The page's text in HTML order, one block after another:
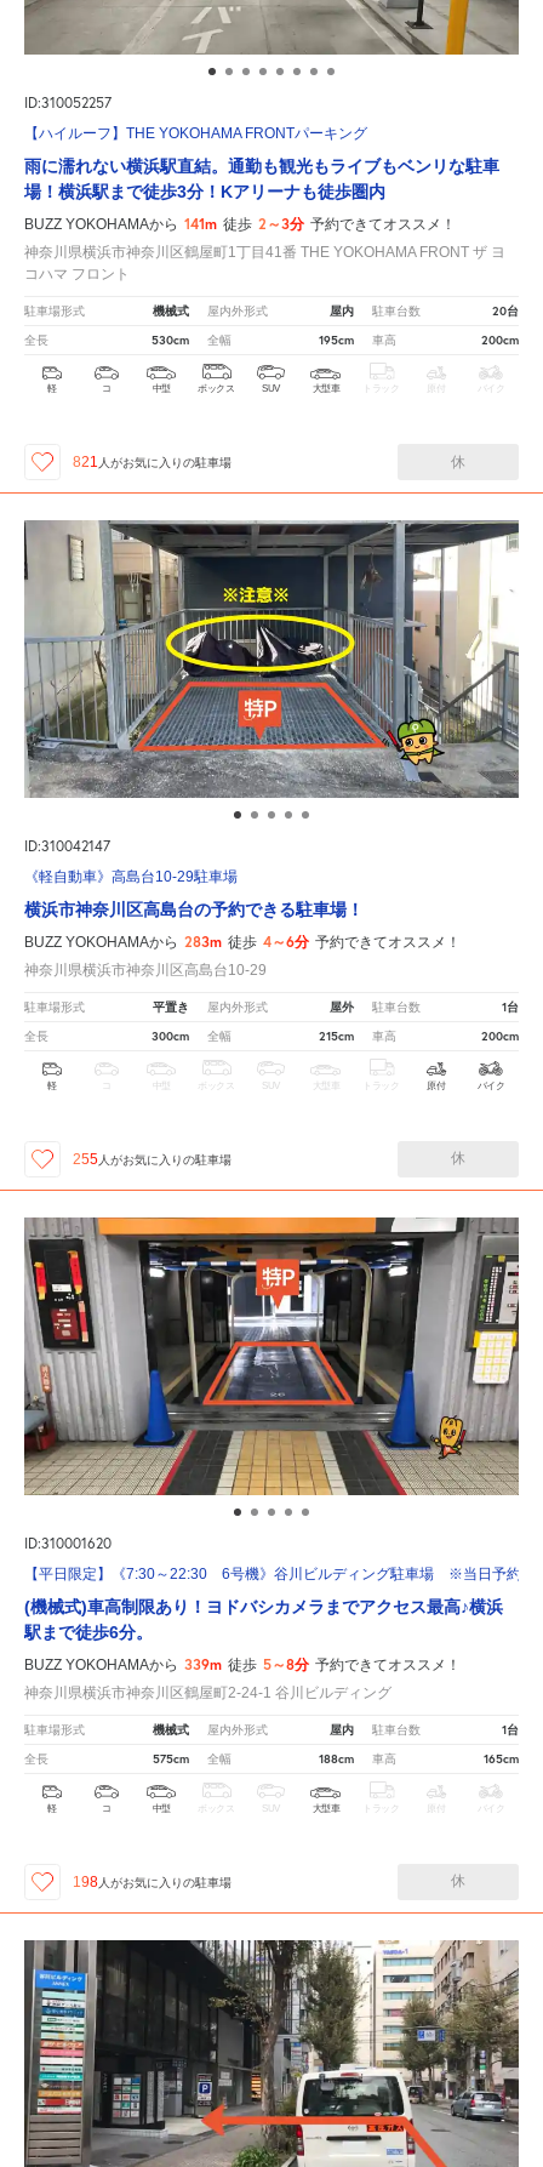
ID:310052257
【ハイルーフ】THE YOKOHAMA FRONTパーキング
雨に濡れない横浜駅直結。通勤も観光もライブもベンリな駐車
場！横浜駅まで徒歩3分！Kアリーナも徒歩圏内
BUZZ YOKOHAMAから 141m 徒歩 2～3分 予約できてオススメ！
神奈川県横浜市神奈川区鶴屋町1丁目41番 THE YOKOHAMA FRONT ザ ヨ
コハマ フロント
駐車場形式 機械式 屋内外形式 屋内 駐車台数 20台
全長 530cm 全幅 195cm 車高 200cm
軽 コ 中型 ボックス SUV 大型車 トラック 原付 バイク
821 人がお気に入りの駐車場 休
ID:310042147
《軽自動車》高島台10-29駐車場
横浜市神奈川区高島台の予約できる駐車場！
BUZZ YOKOHAMAから 283m 徒歩 4～6分 予約できてオススメ！
神奈川県横浜市神奈川区高島台10-29
駐車場形式 平置き 屋内外形式 屋外 駐車台数 1台
全長 300cm 全幅 215cm 車高 200cm
軽 中型 ボックス SUV 大型車 トラック 原付 バイク
255 人がお気に入りの駐車場 休
ID:310001620
【平日限定】《7:30～22:30 6号機》谷川ビルディング駐車場 ※当日予約不
(機械式)車高制限あり！ヨドバシカメラまでアクセス最高♪横浜
駅まで徒歩6分。
BUZZ YOKOHAMAから 339m 徒歩 5～8分 予約できてオススメ！
神奈川県横浜市神奈川区鶴屋町2-24-1 谷川ビルディング
駐車場形式 機械式 屋内外形式 屋内 駐車台数 1台
全長 575cm 全幅 188cm 車高 165cm
軽 コ 中型 ボックス SUV 大型車 トラック 原付 バイク
198 人がお気に入りの駐車場 休